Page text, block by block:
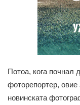
Потоа, кога почнал
фоторепортер,
новинската